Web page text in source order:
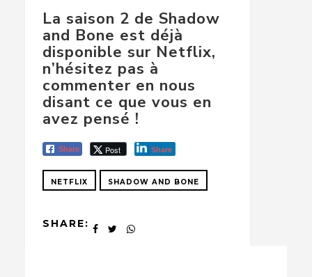
La saison 2 de Shadow
and Bone est déjà
disponible sur Netflix,
n’hésitez pas à
commenter en nous
disant ce que vous en
avez pensé !
Share Post Share
NETFLIX SHADOW AND BONE
SHARE: